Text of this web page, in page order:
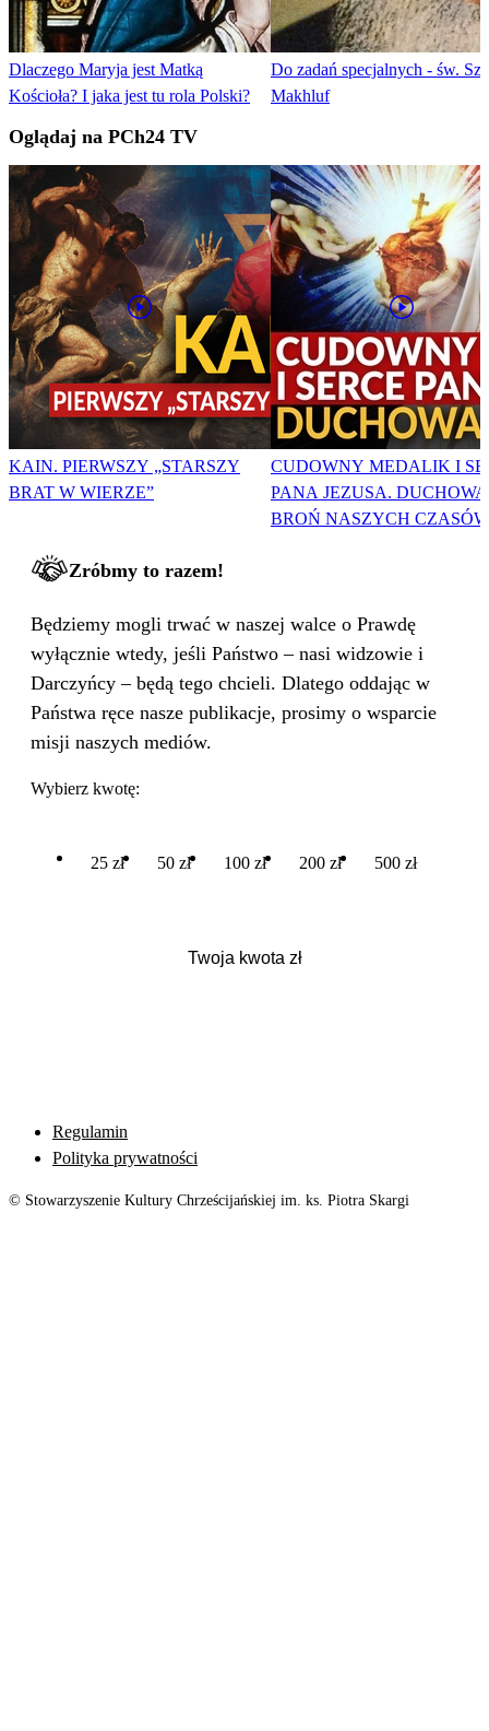
Dlaczego Maryja jest Matką
Kościoła? I jaka jest tu rola Polski?
Do zadań specjalnych - św.
Makhluf
Oglądaj na PCh24 TV
KAIN. PIERWSZY „STARSZY
BRAT W WIERZE”
CUDOWNY MEDALIK I
PANA JEZUSA. DUCHOWA
BROŃ NASZYCH
Zróbmy to razem!
Będziemy mogli trwać w naszej walce o Prawdę
wyłącznie wtedy, jeśli Państwo – nasi widzowie i
Darczyńcy – będą tego chcieli. Dlatego oddając w
Państwa ręce nasze publikacje, prosimy o wsparcie
misji naszych mediów.
Wybierz kwotę:
25 zł 50 zł 100 zł 200 zł 500 zł
Regulamin
Polityka prywatności
© Stowarzyszenie Kultury Chrześcijańskiej im. ks. Piotra Skargi